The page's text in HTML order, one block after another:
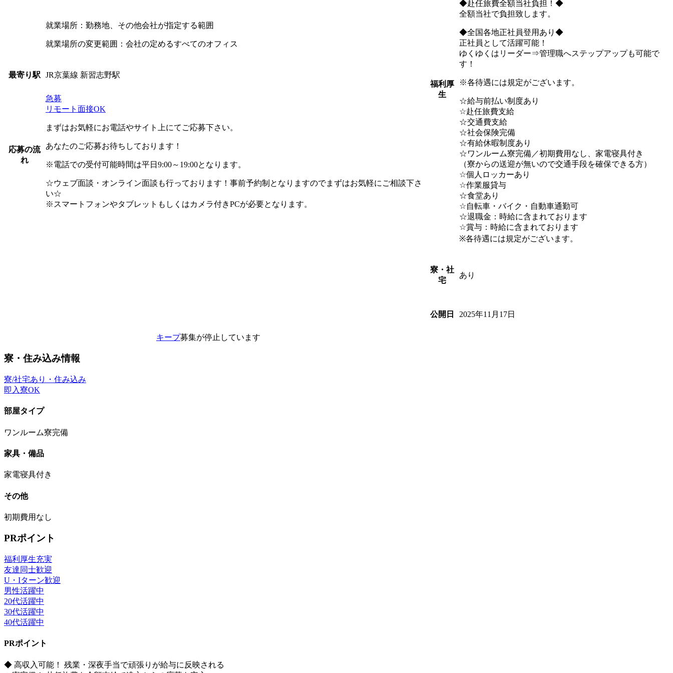
就業場所：勤務地、その他会社が指定する範囲
就業場所の変更範囲：会社の定めるすべてのオフィス
最寄り駅 JR京葉線 新習志野駅
応募の流
れ
急募
リモート面接OK
まずはお気軽にお電話やサイト上にてご応募下さい。
あなたのご応募お待ちしております！
※電話での受付可能時間は平日9:00～19:00となります。
☆ウェブ面談・オンライン面談も行っております！事前予約制となりますのでまずはお気軽にご相談下さ
い☆
※スマートフォンやタブレットもしくはカメラ付きPCが必要となります。
福利厚
生
◆赴任旅費全額当社負担！◆
全額当社で負担致します。
◆全国各地正社員登用あり◆
正社員として活躍可能！
ゆくゆくはリーダー⇒管理職へステップアップも可能で
す！
※各待遇には規定がございます。
☆給与前払い制度あり
☆赴任旅費支給
☆交通費支給
☆社会保険完備
☆有給休暇制度あり
☆ワンルーム寮完備／初期費用なし、家電寝具付き
（寮からの送迎が無いので交通手段を確保できる方）
☆個人ロッカーあり
☆作業服貸与
☆食堂あり
☆自転車・バイク・自動車通勤可
☆退職金：時給に含まれております
☆賞与：時給に含まれております
※各待遇には規定がございます。
寮・社
宅
あり
公開日 2025年11月17日
キープ募集が停止しています
寮・住み込み情報
寮/社宅あり・住み込み
即入寮OK
部屋タイプ
ワンルーム寮完備
家具・備品
家電寝具付き
その他
初期費用なし
PRポイント
福利厚生充実
友達同士歓迎
U・Iターン歓迎
男性活躍中
20代活躍中
30代活躍中
40代活躍中
PRポイント
◆ 高収入可能！ 残業・深夜手当で頑張りが給与に反映される